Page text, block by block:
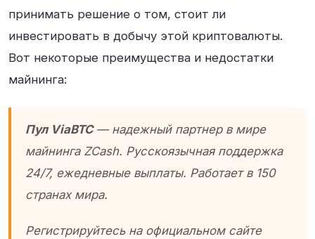
принимать решение о том, стоит ли
инвестировать в добычу этой криптовалюты.
Вот некоторые преимущества и недостатки
майнинга:
Пул ViaBTC— надежный партнер в мире
майнинга ZCash. Русскоязычная поддержка
24/7, ежедневные выплаты. Работает в 150
странах мира.
Регистрируйтесь на официальном сайте